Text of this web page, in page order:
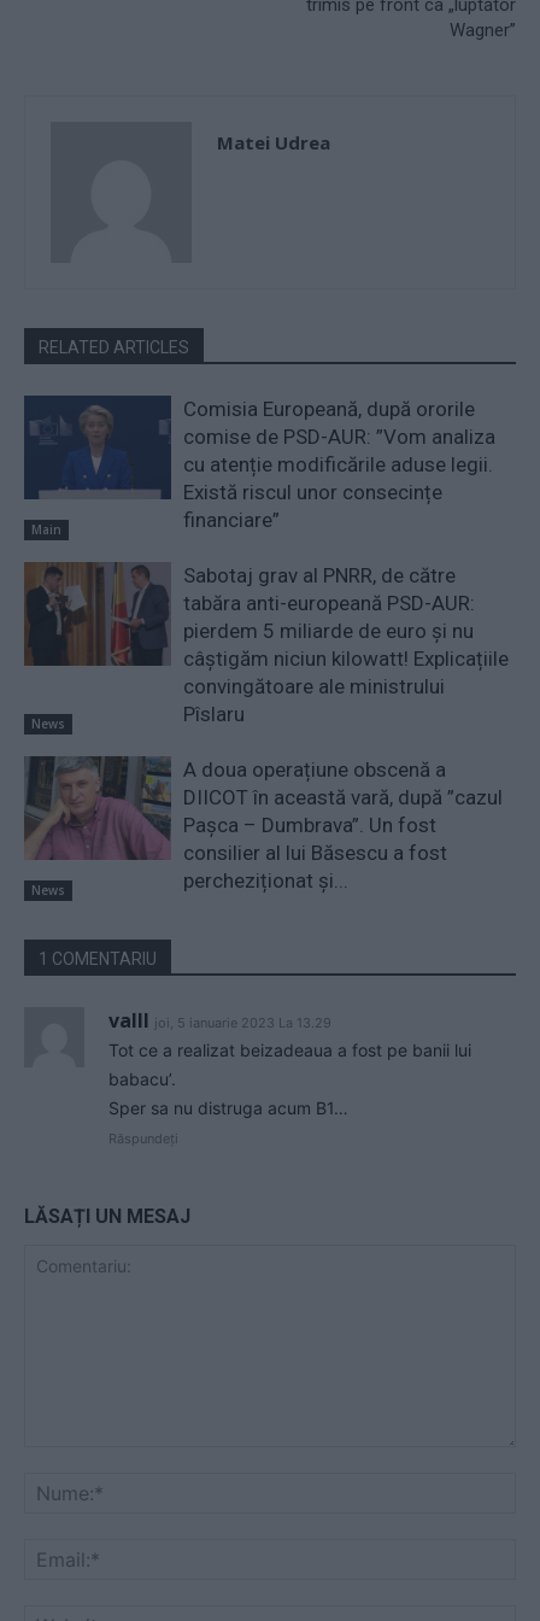
trimis pe front ca „luptător
Wagner”
Matei Udrea
RELATED ARTICLES
Main
Comisia Europeană, după ororile
comise de PSD-AUR: ”Vom analiza
cu atenție modificările aduse legii.
Există riscul unor consecințe
financiare”
News
Sabotaj grav al PNRR, de către
tabăra anti-europeană PSD-AUR:
pierdem 5 miliarde de euro și nu
câștigăm niciun kilowatt! Explicațiile
convingătoare ale ministrului
Pîslaru
News
A doua operațiune obscenă a
DIICOT în această vară, după ”cazul
Pașca – Dumbrava”. Un fost
consilier al lui Băsescu a fost
percheziționat și...
1 COMENTARIU
valll joi, 5 ianuarie 2023 La 13.29
Tot ce a realizat beizadeaua a fost pe banii lui
babacu’.
Sper sa nu distruga acum B1…
Răspundeți
LĂSAȚI UN MESAJ